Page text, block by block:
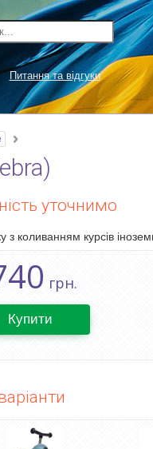
Питання та відгуки
уточнимо
з коливанням курсів
грн.
Купити